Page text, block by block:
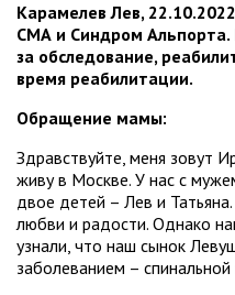
Карамелев Лев,
СМА и Синдром Альпорта.
за обследование,
время реабилитации.
Обращение мамы:
Здравствуйте, меня зовут
живу в Москве. У нас с
двое детей – Лев и
любви и радости. Однако
узнали, что наш сынок
заболеванием –